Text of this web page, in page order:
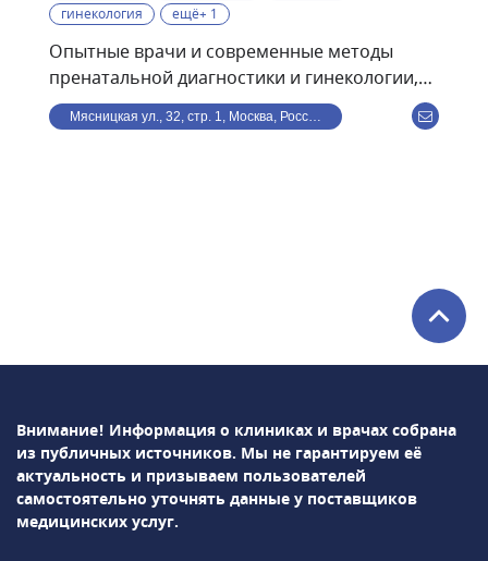
гинекология
ещё+ 1
Опытные врачи и современные методы
пренатальной диагностики и гинекологии,
проводимые по международным
стандартам:• экспертные УЗИ скрининги I, II,
исследования• Доплерометрия• Нейросонография
плода• НИПТ (генетический пренатальный
пороков развития у плода• Ведение
анализы), в том числе
многоплодной• Гинекология,
гинекологическая
эндокринология• Репродуктология• Лабораторная
диагностикаПодробно всё объясним,
Мясницкая ул., 32, стр. 1, Москва, Россия
Внимание! Информация о клиниках и врачах собрана
из публичных источников. Мы не гарантируем её
актуальность и призываем пользователей
самостоятельно уточнять данные у поставщиков
медицинских услуг.